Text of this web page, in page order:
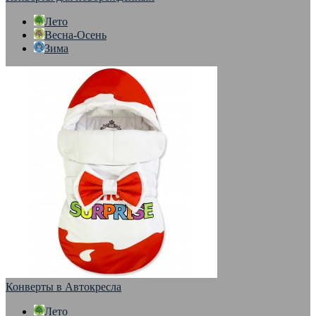
Лето
Весна-Осень
Зима
Конверты в Автокресла
Лето